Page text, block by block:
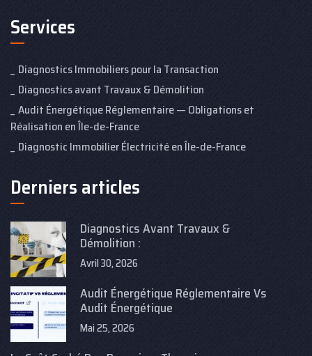
Services
Diagnostics Immobiliers pour la Transaction
Diagnostics avant Travaux & Démolition
Audit Énergétique Réglementaire — Obligations et
Réalisation en Île-de-France
Diagnostic Immobilier Électricité en Île-de-France
Derniers articles
Diagnostics Avant Travaux &
Démolition :
Avril 30, 2026
Audit Énergétique Réglementaire Vs
Audit Énergétique
Mai 25, 2026